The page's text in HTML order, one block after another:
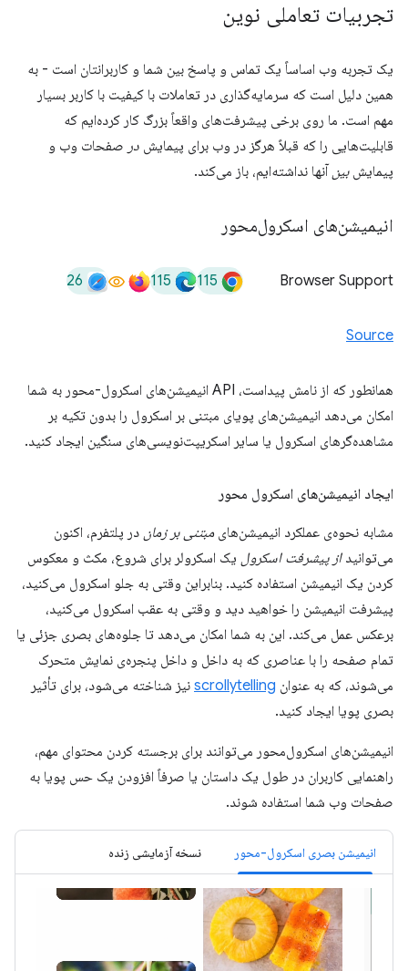
تجربیات تعاملی نوین
یک تجربه وب اساساً یک تماس و پاسخ بین شما و کاربرانتان است - به
همین دلیل است که سرمایه‌گذاری در تعاملات با کیفیت با کاربر بسیار
مهم است. ما روی برخی پیشرفت‌های واقعاً بزرگ کار کرده‌ایم که
قابلیت‌هایی را که قبلاً هرگز در وب برای پیمایش در صفحات وب و
پیمایشبین آنها نداشته‌ایم، باز می‌کند.
انیمیشن‌های اسکرول‌محور
Browser Support
115
115
26
Source
همانطور که از نامش پیداست، API انیمیشن‌های اسکرول-محور به شما
امکان می‌دهد انیمیشن‌های پویای مبتنی بر اسکرول را بدون تکیه بر
مشاهده‌گرهای اسکرول یا سایر اسکریپت‌نویسی‌های سنگین ایجاد کنید.
ایجاد انیمیشن‌های اسکرول محور
مشابه نحوه‌ی عملکرد انیمیشن‌های مبتنی بر زمان در پلتفرم، اکنون
می‌توانیداز پیشرفت اسکرول یک اسکرولر برای شروع، مکث و معکوس
کردن یک انیمیشن استفاده کنید. بنابراین وقتی به جلو اسکرول می‌کنید،
پیشرفت انیمیشن را خواهید دید و وقتی به عقب اسکرول می‌کنید،
برعکس عمل می‌کند. این به شما امکان می‌دهد تا جلوه‌های بصری جزئی یا
تمام صفحه را با عناصری که به داخل و داخل پنجره‌ی نمایش متحرک
می‌شوند، که به عنوان scrollytelling نیز شناخته می‌شود، برای تأثیر
بصری پویا ایجاد کنید.
انیمیشن‌های اسکرول‌محور می‌توانند برای برجسته کردن محتوای مهم،
راهنمایی کاربران در طول یک داستان یا صرفاً افزودن یک حس پویا به
صفحات وب شما استفاده شوند.
انیمیشن بصری اسکرول-محور نسخه آزمایشی زنده